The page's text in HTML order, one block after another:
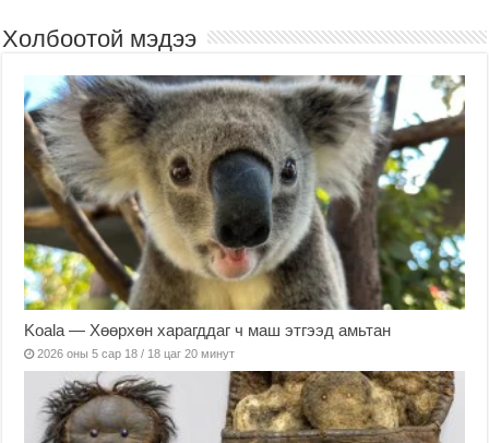
Холбоотой мэдээ
Koala — Хөөрхөн харагддаг ч маш этгээд амьтан
2026 оны 5 сар 18 / 18 цаг 20 минут